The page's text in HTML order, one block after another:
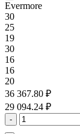
Evermore
30
25
19
30
16
16
20
36 367.80 ₽
29 094.24 ₽
-